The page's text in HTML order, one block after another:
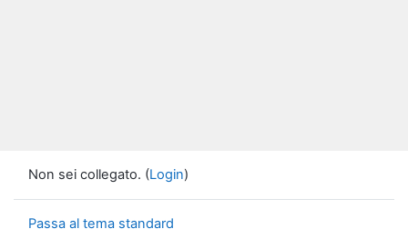
Non sei collegato. (Login)
Passa al tema standard